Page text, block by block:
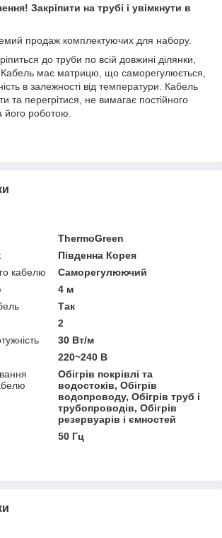
Закріпити на трубі і увімкнути в
продаж комплектуючих для набору.
до труби по всій довжині ділянки,
Кабель має матрицю, що саморегулюється,
в залежності від температури. Кабель
та перегрітися, не вимагає постійного
його роботою.
ThermoGreen
Південна Корея
кабелю
Саморегулюючий
4 м
Так
2
30 Вт/м
220~240 В
Обігрів покрівлі та
водостоків, Обігрів
водопроводу, Обігрів труб і
трубопроводів, Обігрів
резервуарів і ємностей
50 Гц